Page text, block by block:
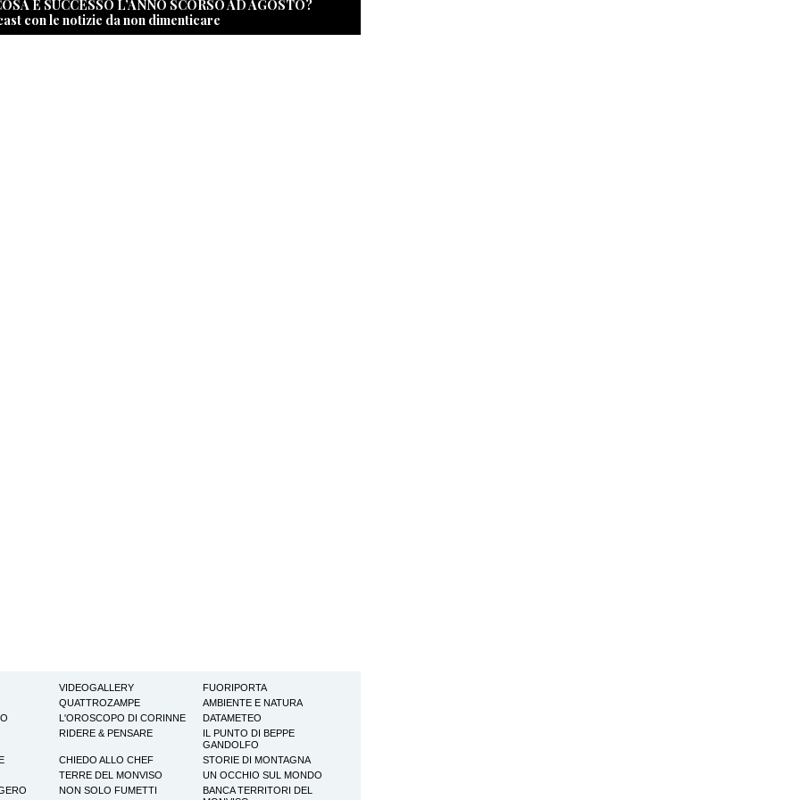
È SUCCESSO L’ANNO SCORSO AD AGOSTO?
con le notizie da non dimenticare
VIDEOGALLERY
FUORIPORTA
QUATTROZAMPE
AMBIENTE E NATURA
L'OROSCOPO DI CORINNE
DATAMETEO
RIDERE & PENSARE
IL PUNTO DI BEPPE
GANDOLFO
CHIEDO ALLO CHEF
STORIE DI MONTAGNA
TERRE DEL MONVISO
UN OCCHIO SUL MONDO
NON SOLO FUMETTI
BANCA TERRITORI DEL